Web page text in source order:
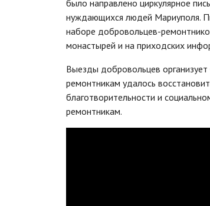
было направлено циркулярное
нуждающихся людей Мариуполя.
наборе добровольцев-
монастырей и на приходских
Выезды добровольцев
ремонтникам удалось
благотворительности и
ремонтникам.